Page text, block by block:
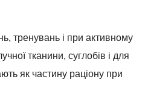
тренувань і при активному
тканини, суглобів і для
як частину раціону при